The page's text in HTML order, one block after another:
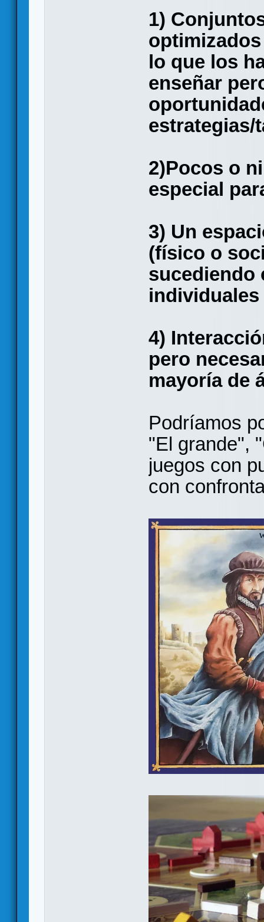
1)
lo que los
enseñar
estrategias/
2)Pocos o
especial
3) Un
(físico o
sucediendo
individuales
4)
pero
mayoría de
Podríamos
"El grande",
juegos con
con